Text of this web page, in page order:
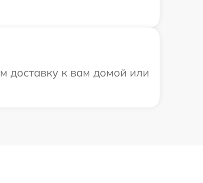
доставку к вам домой или